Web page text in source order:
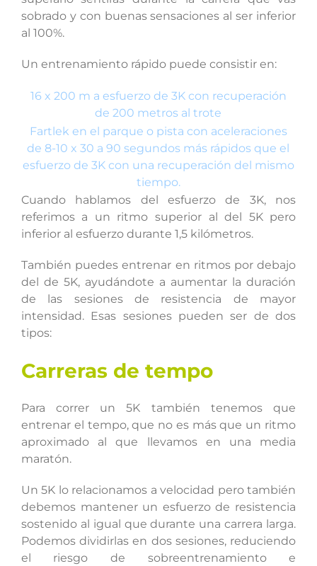
sobrado y con buenas sensaciones al ser inferior
al 100%.
Un entrenamiento rápido puede consistir en:
16 x 200 m a esfuerzo de 3K con recuperación
de 200 metros al trote
Fartlek en el parque o pista con aceleraciones
de 8-10 x 30 a 90 segundos más rápidos que el
esfuerzo de 3K con una recuperación del mismo
tiempo.
Cuando hablamos del esfuerzo de 3K, nos
referimos a un ritmo superior al del 5K pero
inferior al esfuerzo durante 1,5 kilómetros.
También puedes entrenar en ritmos por debajo
del de 5K, ayudándote a aumentar la duración
de las sesiones de resistencia de mayor
intensidad. Esas sesiones pueden ser de dos
tipos:
Carreras de tempo
Para correr un 5K también tenemos que
entrenar el tempo, que no es más que un ritmo
aproximado al que llevamos en una media
maratón.
Un 5K lo relacionamos a velocidad pero también
debemos mantener un esfuerzo de resistencia
sostenido al igual que durante una carrera larga.
Podemos dividirlas en dos sesiones, reduciendo
el riesgo de sobreentrenamiento e